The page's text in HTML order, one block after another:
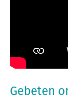
Gebeten